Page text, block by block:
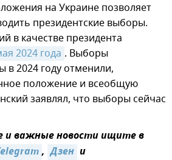
на Украине позволяет
президентские выборы.
в качестве президента
2024 года . Выборы
в 2024 году отменили,
положение и всеобщую
заявлял, что выборы сейчас
и важные новости ищите в
, Дзен и